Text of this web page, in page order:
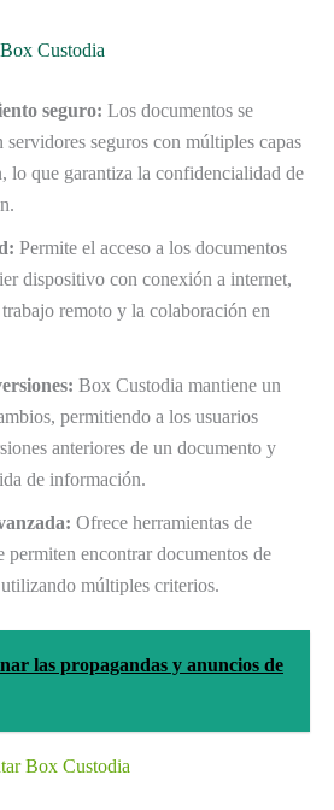
Custodia
seguro: Los documentos se
servidores seguros con múltiples capas
lo que garantiza la confidencialidad de
Permite el acceso a los documentos
dispositivo con conexión a internet,
remoto y la colaboración en
Box Custodia mantiene un
permitiendo a los usuarios
anteriores de un documento y
de información.
Ofrece herramientas de
permiten encontrar documentos de
múltiples criterios.
las propagandas y anuncios de
Box Custodia